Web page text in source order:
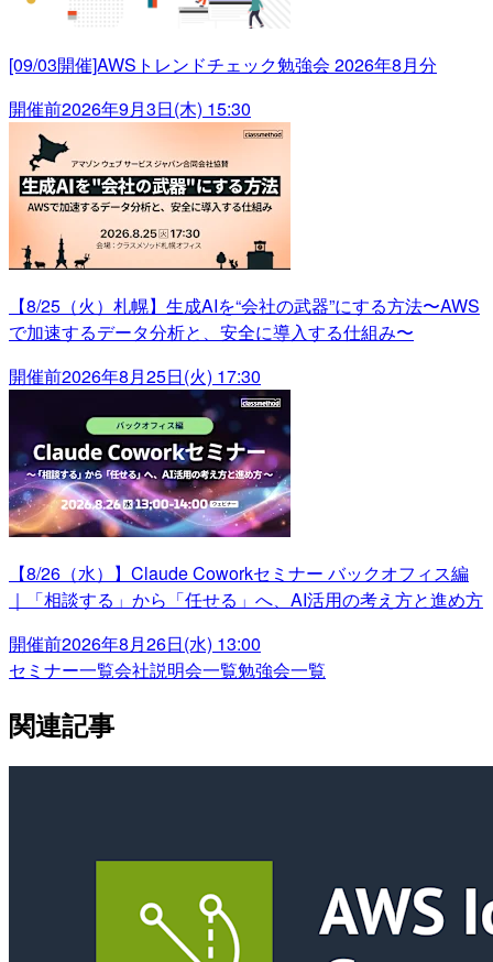
[09/03開催]AWSトレンドチェック勉強会 2026年8月分
開催前2026年9月3日(木) 15:30
【8/25（火）札幌】生成AIを“会社の武器”にする方法〜AWS
で加速するデータ分析と、安全に導入する仕組み〜
開催前2026年8月25日(火) 17:30
【8/26（水）】Claude Coworkセミナー バックオフィス編
｜「相談する」から「任せる」へ、AI活用の考え方と進め方
開催前2026年8月26日(水) 13:00
セミナー一覧会社説明会一覧勉強会一覧
関連記事